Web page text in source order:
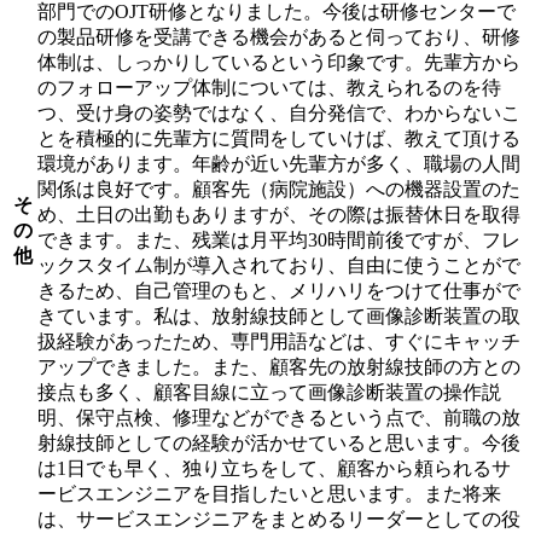
そ
の
他
部門でのOJT研修となりました。今後は研修センターで
の製品研修を受講できる機会があると伺っており、研修
体制は、しっかりしているという印象です。先輩方から
のフォローアップ体制については、教えられるのを待
つ、受け身の姿勢ではなく、自分発信で、わからないこ
とを積極的に先輩方に質問をしていけば、教えて頂ける
環境があります。年齢が近い先輩方が多く、職場の人間
関係は良好です。顧客先（病院施設）への機器設置のた
め、土日の出勤もありますが、その際は振替休日を取得
できます。また、残業は月平均30時間前後ですが、フレ
ックスタイム制が導入されており、自由に使うことがで
きるため、自己管理のもと、メリハリをつけて仕事がで
きています。私は、放射線技師として画像診断装置の取
扱経験があったため、専門用語などは、すぐにキャッチ
アップできました。また、顧客先の放射線技師の方との
接点も多く、顧客目線に立って画像診断装置の操作説
明、保守点検、修理などができるという点で、前職の放
射線技師としての経験が活かせていると思います。今後
は1日でも早く、独り立ちをして、顧客から頼られるサ
ービスエンジニアを目指したいと思います。また将来
は、サービスエンジニアをまとめるリーダーとしての役